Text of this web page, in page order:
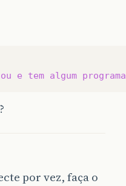
e tem algum programa
por vez, faça o